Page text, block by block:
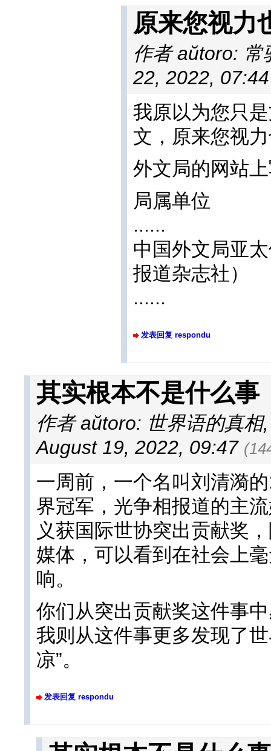
原来您视力
作者 aŭtoro: 常
22, 2022,
我原以为您只
文，原来您视
外文局的网站
局属单位
......
中国外文局亚
报道杂志社）
......
发表回复 respondu
其实根本不是什么事
作者 aŭtoro: 世界语的真相
August 19, 2022, 09:47
一周前，一个名叫刘清漪
界冠军，光争相报道的主
义获国际世协突出贡献奖
媒体，可以看到在社会上
响。
你们从突出贡献奖这件事
我则从这件事更多发现了
凉”。
发表回复 respondu